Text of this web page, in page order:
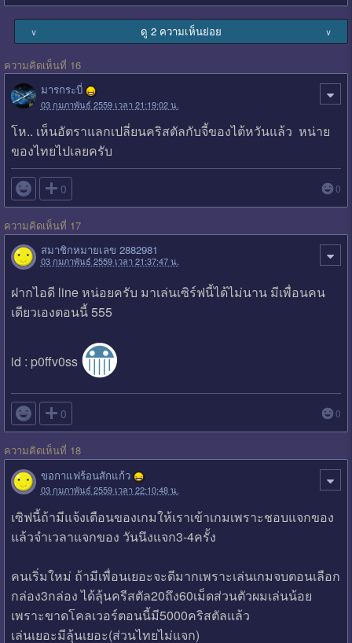
∨ ดู 2 ความเห็นย่อย ∨
ความคิดเห็นที่ 16
มารกระบี่
03 กุมภาพันธ์ 2559 เวลา 21:19:02 น.
โห.. เห็นอัตราแลกเปลี่ยนคริสตัลกับจี้ของไต้หวันแล้ว หน่าย
ของไทยไปเลยครับ
 0 0
ความคิดเห็นที่ 17
สมาชิกหมายเลข 2882981
03 กุมภาพันธ์ 2559 เวลา 21:37:47 น.
ฝากไอดี line หน่อยครับ มาเล่นเซิร์ฟนี้ได้ไม่นาน มีเพื่อนคน
เดียวเองตอนนี้ 555
id : p0ffv0ss
 0 0
ความคิดเห็นที่ 18
ขอกาแฟร้อนสักแก้ว
03 กุมภาพันธ์ 2559 เวลา 22:10:48 น.
เซิฟนี้ถ้ามีแจ้งเตือนของเกมให้เราเข้าเกมเพราะชอบแจกของ
แล้วจำเวลาแจกของ วันนึงแจก3-4ครั้ง
คนเริ่มใหม่ ถ้ามีเพื่อนเยอะจะดีมากเพราะเล่นเกมจบตอนเลือก
กล่อง3กล่อง ได้ลุ้นครีสตัล20ถึง60เม็ดส่วนตัวผมเล่นน้อย
เพราะขาดโคลเวอร์ตอนนี้มี5000คริสตัลแล้ว
เล่นเยอะมีลุ้นเยอะ(ส่วนไทยไม่แจก)